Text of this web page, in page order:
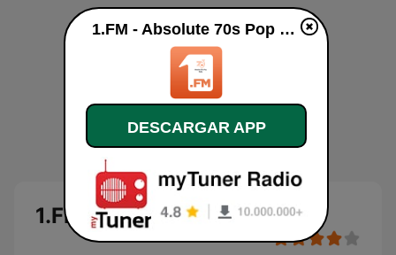
1.FM - Absolute 70s Pop
1.FM - Absolute 70s Pop online
DESCARGAR APP